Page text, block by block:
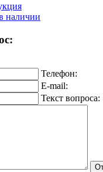
наличии
Телефон:
E-mail:
Текст вопроса: